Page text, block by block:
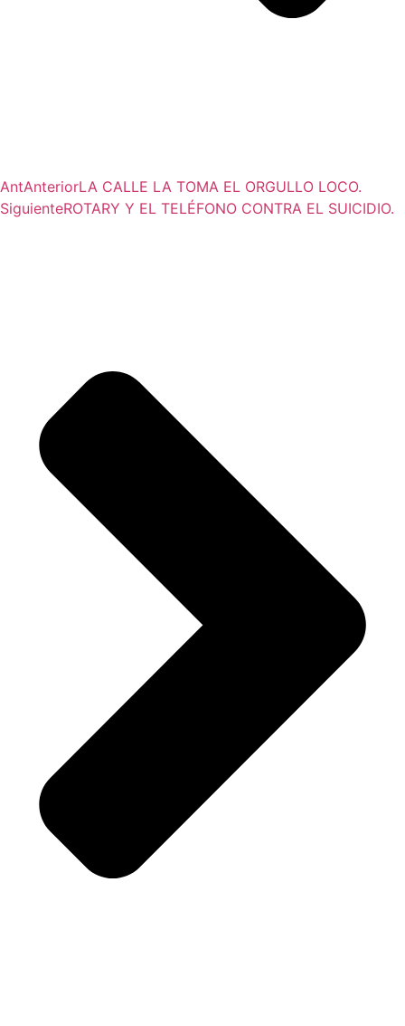
AntAnteriorLA CALLE LA TOMA EL ORGULLO LOCO.
SiguienteROTARY Y EL TELÉFONO CONTRA EL SUICIDIO.